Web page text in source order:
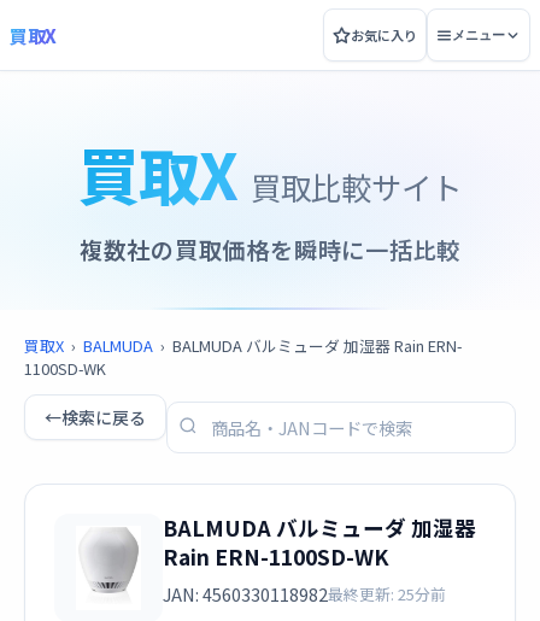
買取X お気に入り メニュー
買取X 買取比較サイト
複数社の買取価格を瞬時に一括比較
買取X › BALMUDA › BALMUDA バルミューダ 加湿器 Rain ERN-
1100SD-WK
←検索に戻る
BALMUDA バルミューダ 加湿器
Rain ERN-1100SD-WK
JAN: 4560330118982最終更新: 25分前